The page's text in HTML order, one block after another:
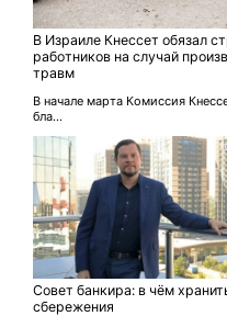
В Израиле Кнессет обязал
работников на случай
травм
В начале марта Комиссия
бла...
Совет банкира: в чём
сбережения